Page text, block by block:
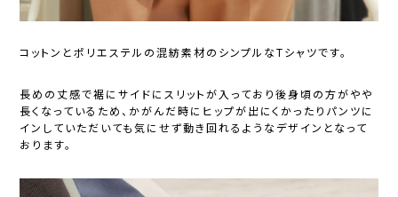
コットンとポリエステルの混紡素材のシンプルなTシャツです。
長めの丈感で裾にサイドにスリットが入っており後身頃の方がやや
長くなっているため、かがんだ時にヒップが出にくかったりパンツに
インしていただいても気にせず動き回れるようなデザインとなって
おります。